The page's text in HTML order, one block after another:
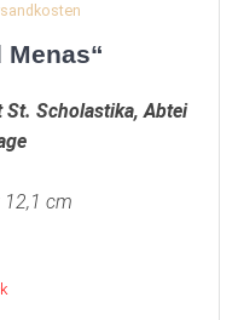
Scholastika, Abtei
12,1 cm